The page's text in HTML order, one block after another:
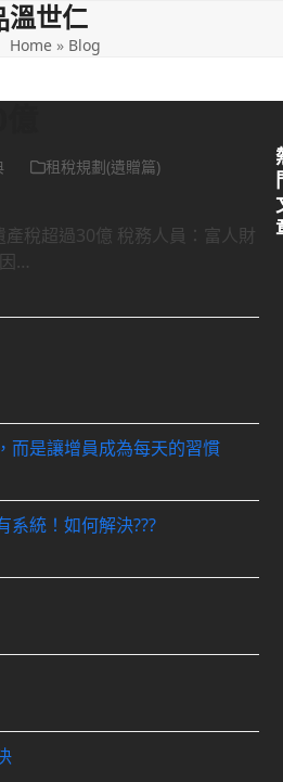
溫世仁
Home » Blog
租稅規劃(遺贈篇)
稅超過30億 稅務人員：富人財
…
而是讓增員成為每天的習慣
系統！如何解決???